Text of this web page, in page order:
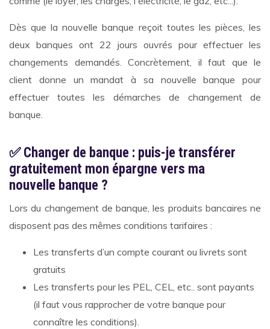
Dès que la nouvelle banque reçoit toutes les pièces, les
deux banques ont 22 jours ouvrés pour effectuer les
changements demandés. Concrètement, il faut que le
client donne un mandat à sa nouvelle banque pour
effectuer toutes les démarches de changement de
banque.
✅ Changer de banque : puis-je transférer
gratuitement mon épargne vers ma
nouvelle banque ?
Lors du changement de banque, les produits bancaires ne
disposent pas des mêmes conditions tarifaires :
Les transferts d’un compte courant ou livrets sont
gratuits
Les transferts pour les PEL, CEL, etc.. sont payants
(il faut vous rapprocher de votre banque pour
connaître les conditions).